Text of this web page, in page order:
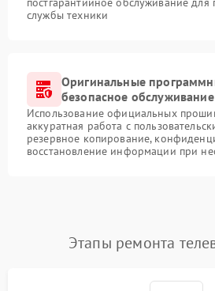
службы техники
Оригинальные
безопасное
Использование официальных
аккуратная работа с
резервное копирование,
восстановление информации при
Этапы ремонта